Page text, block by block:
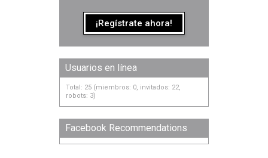
¡Regístrate ahora!
Usuarios en línea
Total: 25 (miembros: 0, invitados: 22,
robots: 3)
Facebook Recommendations